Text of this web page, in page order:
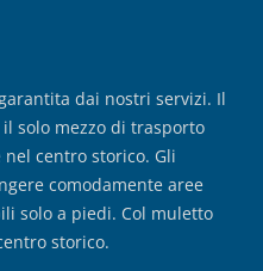
dai nostri servizi. Il
solo mezzo di trasporto
centro storico. Gli
comodamente aree
solo a piedi. Col muletto
storico.